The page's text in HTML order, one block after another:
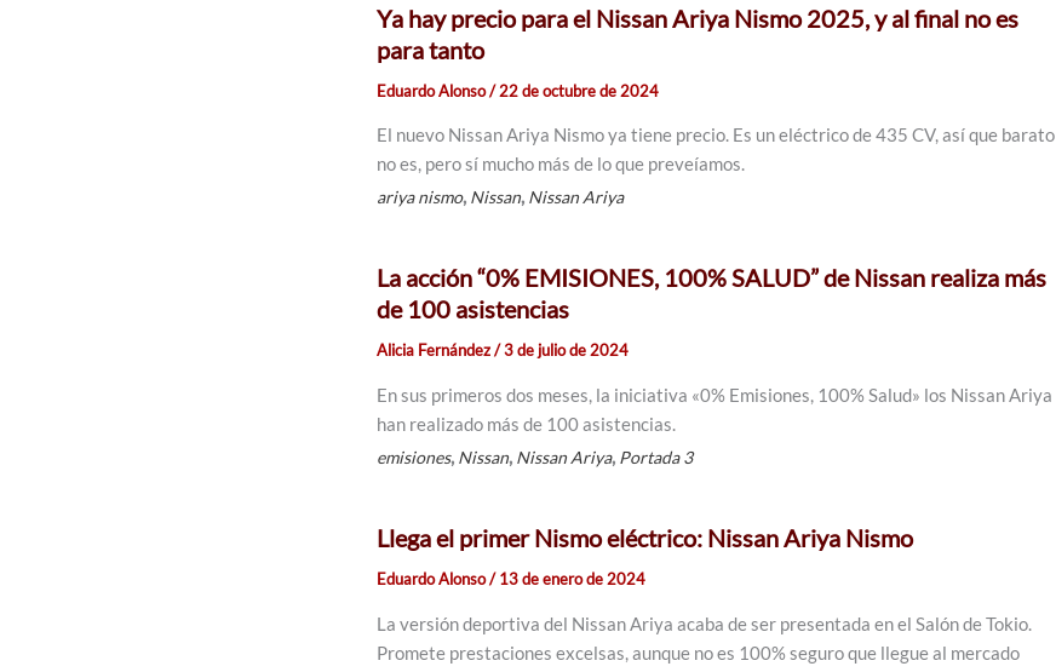
Ya hay precio para el Nissan Ariya Nismo 2025, y al final no es
para tanto
Eduardo Alonso/22 de octubre de 2024
El nuevo Nissan Ariya Nismo ya tiene precio. Es un eléctrico de 435 CV, así que barato
no es, pero sí mucho más de lo que preveíamos.
ariya nismo, Nissan, Nissan Ariya
La acción “0% EMISIONES, 100% SALUD” de Nissan realiza más
de 100 asistencias
Alicia Fernández/3 de julio de 2024
En sus primeros dos meses, la iniciativa «0% Emisiones, 100% Salud» los Nissan Ariya
han realizado más de 100 asistencias.
emisiones, Nissan, Nissan Ariya, Portada 3
Llega el primer Nismo eléctrico: Nissan Ariya Nismo
Eduardo Alonso/13 de enero de 2024
La versión deportiva del Nissan Ariya acaba de ser presentada en el Salón de Tokio.
Promete prestaciones excelsas, aunque no es 100% seguro que llegue al mercado